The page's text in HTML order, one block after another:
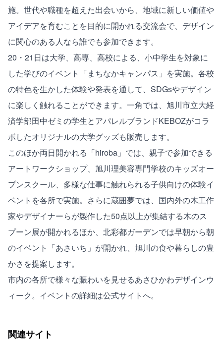
施。世代や職種を超えた出会いから、地域に新しい価値や
アイデアを育むことを目的に開かれる交流会で、デザイン
に関心のある人なら誰でも参加できます。
20・21日は大学、高専、高校による、小中学生を対象に
した学びのイベント「まちなかキャンパス」を実施。各校
の特色を生かした体験や発表を通して、SDGsやデザイン
に楽しく触れることができます。一角では、旭川市立大経
済学部田中ゼミの学生とアパレルブランドKEBOZがコラ
ボしたオリジナルの大学グッズも販売します。
このほか両日開かれる「hiroba」では、親子で参加できる
アートワークショップ、旭川理美容専門学校のキッズオー
プンスクール、多様な仕事に触れられる子供向けの体験イ
ベントを各所で実施。さらに蔵囲夢では、国内外の木工作
家やデザイナーらが製作した50点以上が集結する木のス
プーン展が開かれるほか、北彩都ガーデンでは早朝から朝
のイベント「あさいち」が開かれ、旭川の食や暮らしの豊
かさを提案します。
市内の各所で様々な賑わいを見せるあさひかわデザインウ
ィーク。イベントの詳細は公式サイトへ。
関連サイト